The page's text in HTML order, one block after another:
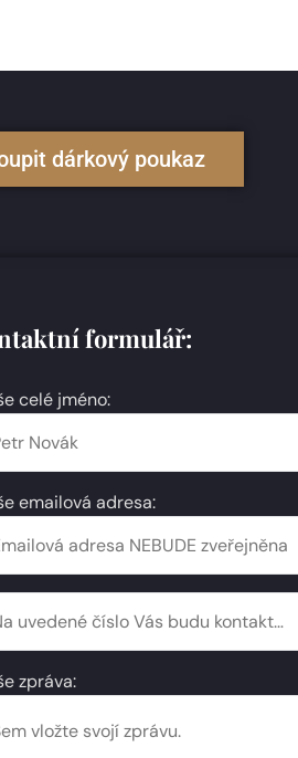
dárkový poukaz
formulář:
celé jméno:
emailová adresa:
zpráva: